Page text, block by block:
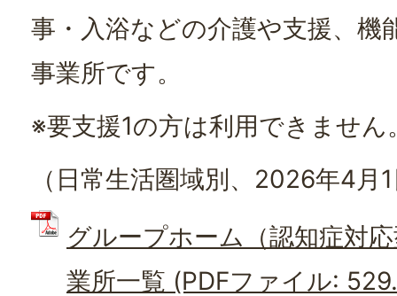
事・入浴などの介護や支援、機
事業所です。
※要支援1の方は利用できません
（日常生活圏域別、2026年4月
グループホーム（認知症対
業所一覧 (PDFファイル: